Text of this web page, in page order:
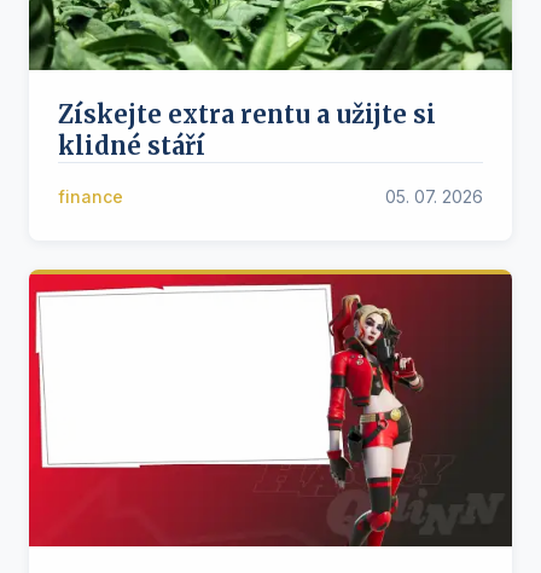
Získejte extra rentu a užijte si
klidné stáří
finance 05. 07. 2026